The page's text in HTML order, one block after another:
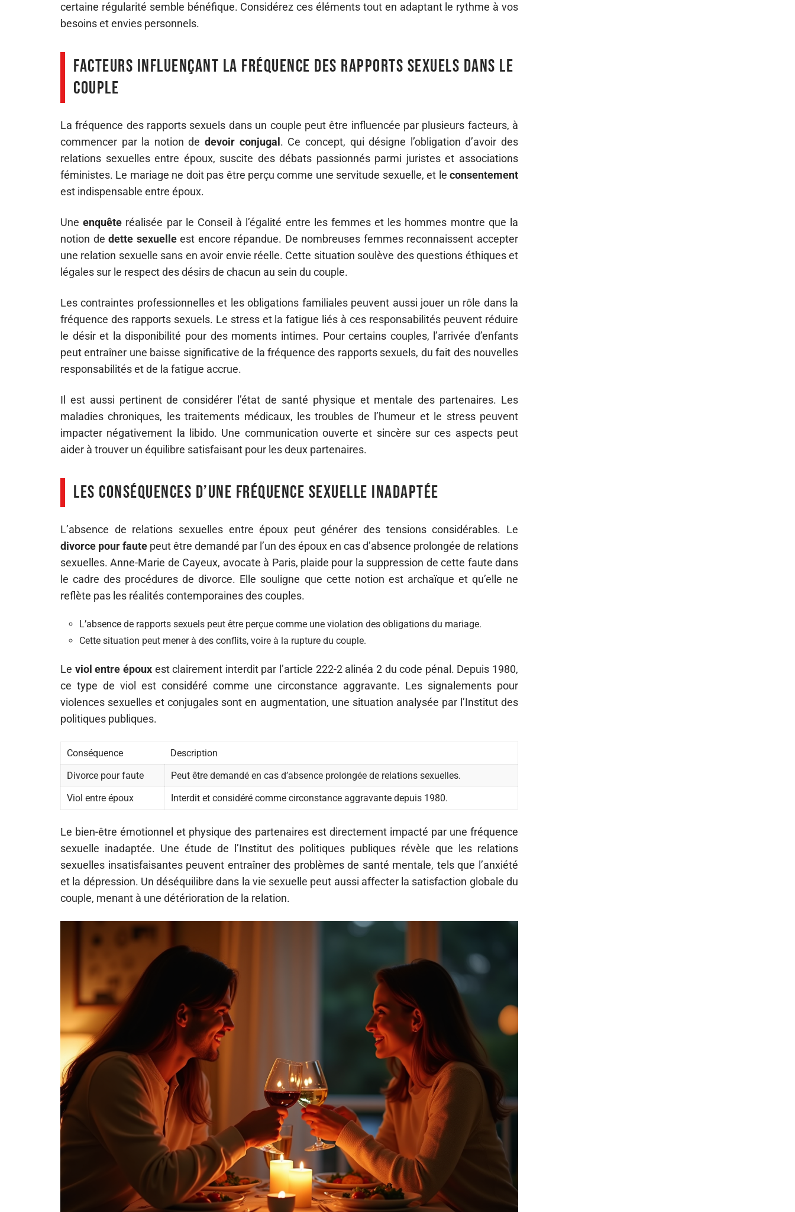
certaine régularité semble bénéfique. Considérez ces éléments tout en adaptant le rythme à vos
besoins et envies personnels.
Facteurs influençant la fréquence des rapports sexuels dans le
couple
La fréquence des rapports sexuels dans un couple peut être influencée par plusieurs facteurs, à
commencer par la notion dedevoir conjugal . Ce concept, qui désigne l’obligation d’avoir des
relations sexuelles entre époux, suscite des débats passionnés parmi juristes et associations
féministes. Le mariage ne doit pas être perçu comme une servitude sexuelle, et le consentement
est indispensable entre époux.
Uneenquête réalisée par le Conseil à l’égalité entre les femmes et les hommes montre que la
notion dedette sexuelleest encore répandue. De nombreuses femmes reconnaissent accepter
une relation sexuelle sans en avoir envie réelle. Cette situation soulève des questions éthiques et
légales sur le respect des désirs de chacun au sein du couple.
Les contraintes professionnelles et les obligations familiales peuvent aussi jouer un rôle dans la
fréquence des rapports sexuels. Le stress et la fatigue liés à ces responsabilités peuvent réduire
le désir et la disponibilité pour des moments intimes. Pour certains couples, l’arrivée d’enfants
peut entraîner une baisse significative de la fréquence des rapports sexuels, du fait des nouvelles
responsabilités et de la fatigue accrue.
Il est aussi pertinent de considérer l’état de santé physique et mentale des partenaires. Les
maladies chroniques, les traitements médicaux, les troubles de l’humeur et le stress peuvent
impacter négativement la libido. Une communication ouverte et sincère sur ces aspects peut
aider à trouver un équilibre satisfaisant pour les deux partenaires.
Les conséquences d’une fréquence sexuelle inadaptée
L’absence de relations sexuelles entre époux peut générer des tensions considérables. Le
divorce pour faute peut être demandé par l’un des époux en cas d’absence prolongée de relations
sexuelles. Anne-Marie de Cayeux, avocate à Paris, plaide pour la suppression de cette faute dans
le cadre des procédures de divorce. Elle souligne que cette notion est archaïque et qu’elle ne
reflète pas les réalités contemporaines des couples.
L’absence de rapports sexuels peut être perçue comme une violation des obligations du mariage.
Cette situation peut mener à des conflits, voire à la rupture du couple.
Le viol entre épouxest clairement interdit par l’article 222-2 alinéa 2 du code pénal. Depuis 1980,
ce type de viol est considéré comme une circonstance aggravante. Les signalements pour
violences sexuelles et conjugales sont en augmentation, une situation analysée par l’Institut des
politiques publiques.
Conséquence
Description
Divorce pour faute
Peut être demandé en cas d’absence prolongée de relations sexuelles.
Viol entre époux
Interdit et considéré comme circonstance aggravante depuis 1980.
Le bien-être émotionnel et physique des partenaires est directement impacté par une fréquence
sexuelle inadaptée. Une étude de l’Institut des politiques publiques révèle que les relations
sexuelles insatisfaisantes peuvent entraîner des problèmes de santé mentale, tels que l’anxiété
et la dépression. Un déséquilibre dans la vie sexuelle peut aussi affecter la satisfaction globale du
couple, menant à une détérioration de la relation.